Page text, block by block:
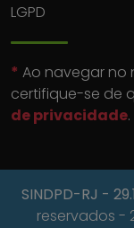
LGPD
* Ao navegar no
certifique-se de
de privacidade.
SINDPD-RJ -
reservados -